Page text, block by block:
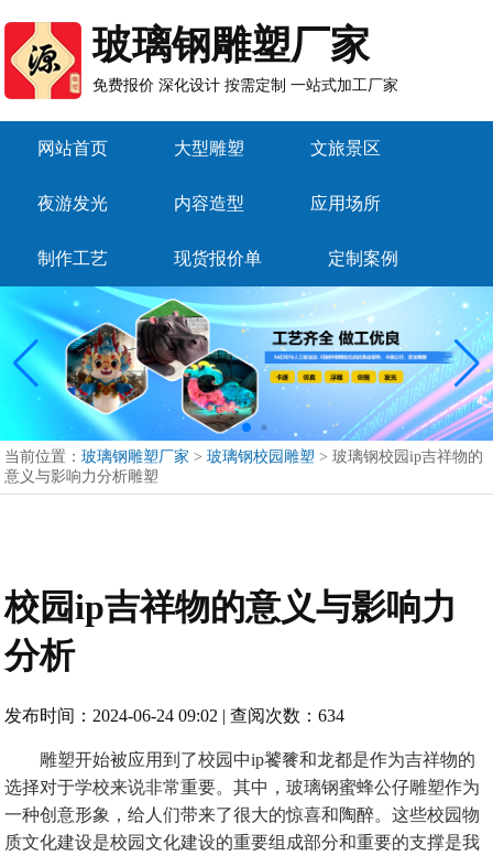
玻璃钢雕塑厂家
免费报价 深化设计 按需定制 一站式加工厂家
网站首页 大型雕塑 文旅景区
夜游发光 内容造型 应用场所
制作工艺 现货报价单 定制案例
当前位置：玻璃钢雕塑厂家 >玻璃钢校园雕塑 >玻璃钢校园ip吉祥物的
意义与影响力分析雕塑
校园ip吉祥物的意义与影响力
分析
发布时间：2024-06-24 09:02 | 查阅次数：634
雕塑开始被应用到了校园中ip饕餮和龙都是作为吉祥物的
选择对于学校来说非常重要。其中，玻璃钢蜜蜂公仔雕塑作为
一种创意形象，给人们带来了很大的惊喜和陶醉。这些校园物
质文化建设是校园文化建设的重要组成部分和重要的支撑是我